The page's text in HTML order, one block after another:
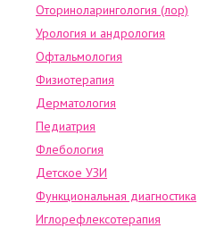
Оториноларингология (лор)
Урология и андрология
Офтальмология
Физиотерапия
Дерматология
Педиатрия
Флебология
Детское УЗИ
Функциональная диагностика
Иглорефлексотерапия